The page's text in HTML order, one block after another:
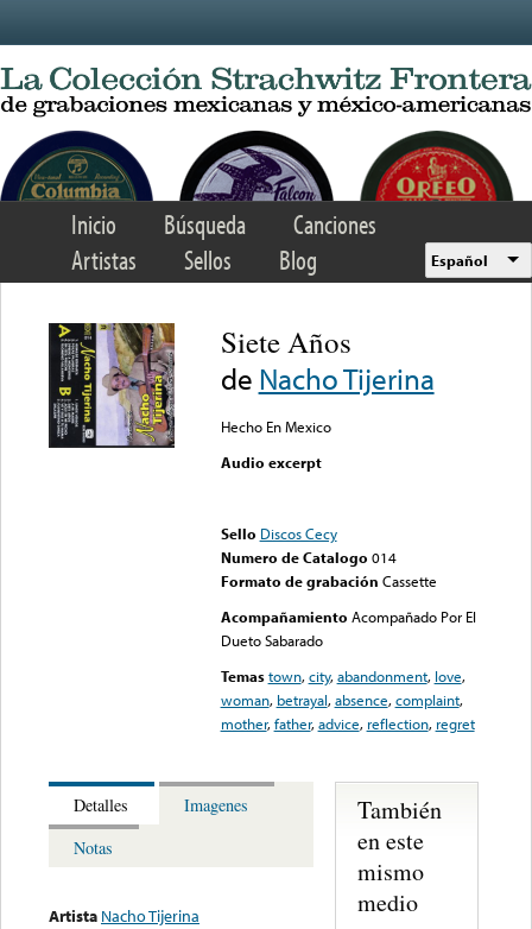
Inicio Búsqueda
Canciones
Artistas
Sellos Blog Español
Siete Años
de Nacho Tijerina
Hecho En Mexico
Audio excerpt
Sello Discos Cecy
Numero de Catalogo 014
Formato de grabación Cassette
Acompañamiento Acompañado Por El
Dueto Sabarado
Temas town,city,abandonment, love,
woman, betrayal,absence,complaint,
mother,father,advice, reflection, regret
Detalles
Imagenes
Notas
Artista Nacho Tijerina
También
en este
mismo
medio